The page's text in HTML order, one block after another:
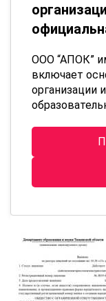
ООО “АПОК”
включает
организации